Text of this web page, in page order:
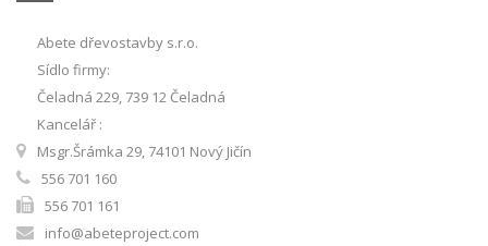
Abete dřevostavby s.r.o.
Sídlo firmy:
Čeladná 229, 739 12 Čeladná
Kancelář :
Msgr.Šrámka 29, 74101 Nový Jičín
556 701 160
556 701 161
info@abeteproject.com